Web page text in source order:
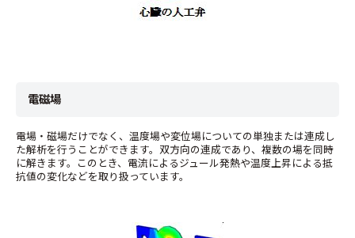
電磁場
電場・磁場だけでなく、温度場や変位場についての単独または連成し
た解析を行うことができます。双方向の連成であり、複数の場を同時
に解きます。このとき、電流によるジュール発熱や温度上昇による抵
抗値の変化などを取り扱っています。